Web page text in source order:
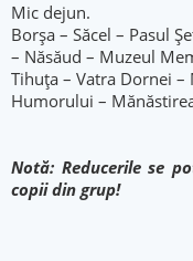
Mic dejun.
Borșa – Săcel – Pasul
– Năsăud – Muzeul
Tihuța – Vatra Dornei
Humorului –
Notă: Reducerile se
copii din grup!